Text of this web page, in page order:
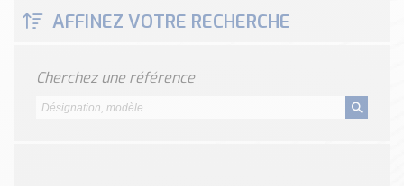
Classé par marque
SCHMERSAL
AFFINEZ VOTRE RECHERCHE
Cherchez une référence